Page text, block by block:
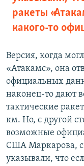
ракеты
какого-то
Версия, когда
«Атакамс», она
официальных
наконец-то дают
тактические
км. Но, с другой
возможные
США Маркарова,
указывали, что